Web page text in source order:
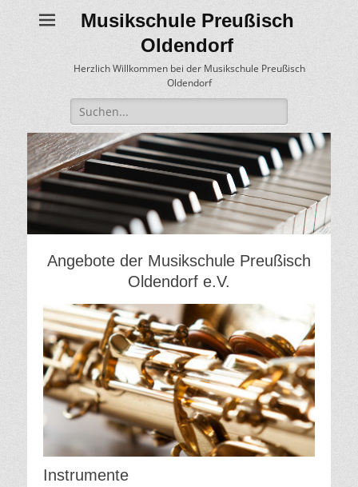
Musikschule Preußisch
Oldendorf
Herzlich Willkommen bei der Musikschule Preußisch
Oldendorf
Suche
für:
Angebote der Musikschule Preußisch
Oldendorf e.V.
Instrumente